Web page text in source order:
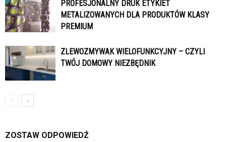
PROFESJONALNY DRUK ETYKIET
METALIZOWANYCH DLA PRODUKTÓW KLASY
PREMIUM
ZLEWOZMYWAK WIELOFUNKCYJNY – CZYLI
TWÓJ DOMOWY NIEZBĘDNIK
ZOSTAW ODPOWIEDŹ